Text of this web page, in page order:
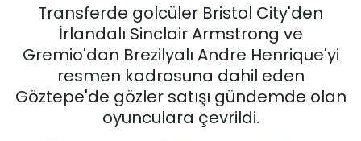
Transferde golcüler Bristol City'den
İrlandalı Sinclair Armstrong ve
Gremio'dan Brezilyalı Andre Henrique'yi
resmen kadrosuna dahil eden
Göztepe'de gözler satışı gündemde olan
oyunculara çevrildi.
EĞİTİM
EKONOMİ
English News
Tüm Manşetler
Son Dakika Haberleri
Haber Arşivi